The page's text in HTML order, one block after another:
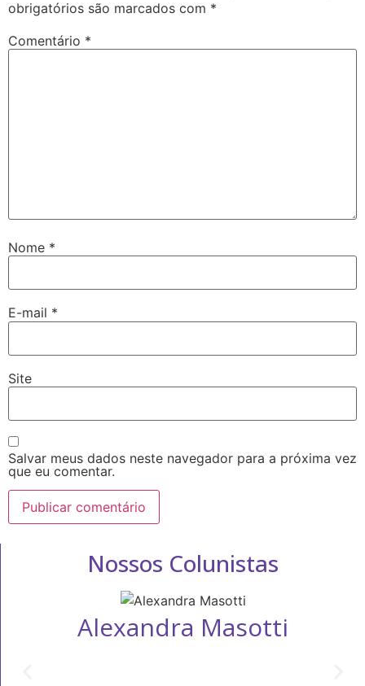
obrigatórios são marcados com *
Comentário *
Nome *
E-mail *
Site
Salvar meus dados neste navegador para a próxima vez
que eu comentar.
Nossos Colunistas
Alexandra Masotti